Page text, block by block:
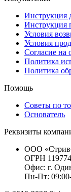
Инструкция
Инструкция
Условия
Условия
Согласие на
Политика
Политика
Помощь
Советы по
Основатель
Реквизиты
ООО
ОГРН
Офис: г.
Пн-Пт: